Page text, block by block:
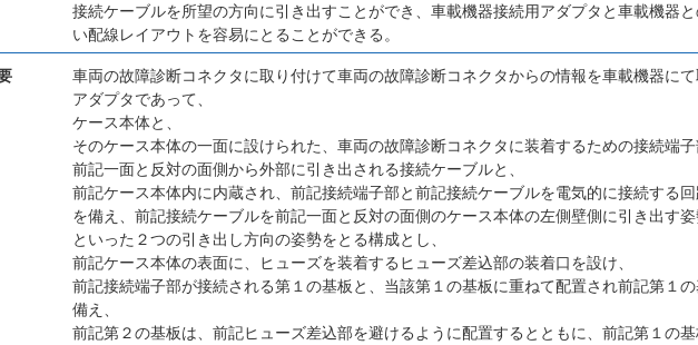
接続ケーブルを所望の方向に引き出すことができ、車載機器接続用アダプタと車載機器
い配線レイアウトを容易にとることができる。
車両の故障診断コネクタに取り付けて車両の故障診断コネクタからの情報を車載機器に
アダプタであって、
ケース本体と、
そのケース本体の一面に設けられた、車両の故障診断コネクタに装着するための接続端子
前記一面と反対の面側から外部に引き出される接続ケーブルと、
前記ケース本体内に内蔵され、前記接続端子部と前記接続ケーブルを電気的に接続する回
を備え、前記接続ケーブルを前記一面と反対の面側のケース本体の左側壁側に引き出す
といった２つの引き出し方向の姿勢をとる構成とし、
前記ケース本体の表面に、ヒューズを装着するヒューズ差込部の装着口を設け、
前記接続端子部が接続される第１の基板と、当該第１の基板に重ねて配置され前記第１
備え、
前記第２の基板は、前記ヒューズ差込部を避けるように配置するとともに、前記第１の